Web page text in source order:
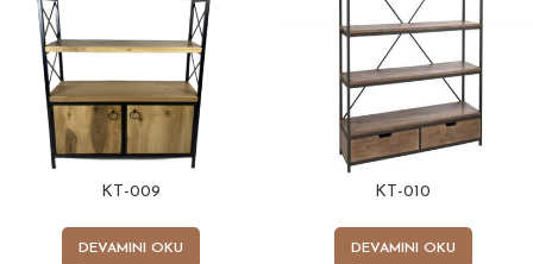
KT-009
DEVAMINI OKU
KT-010
DEVAMINI OKU